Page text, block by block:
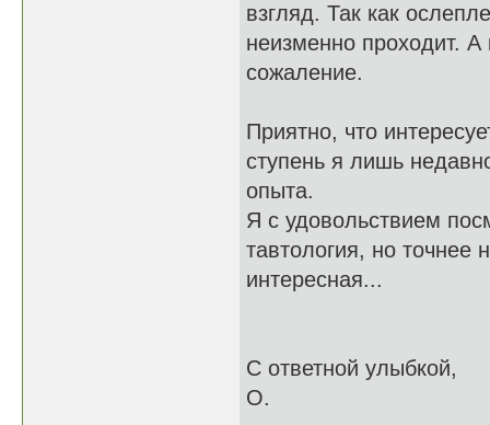
взгляд. Так как
неизменно проходит. А
сожаление.
Приятно, что
ступень я лишь
опыта.
Я с удовольствием
тавтология, но точнее
интересная...
С ответной улыбкой,
О.